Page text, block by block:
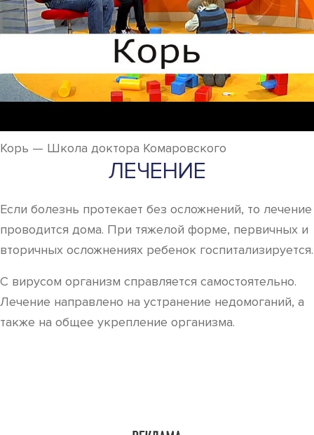
Корь — Школа доктора Комаровского
ЛЕЧЕНИЕ
Если болезнь протекает без осложнений, то лечение
проводится дома. При тяжелой форме, первичных и
вторичных осложнениях ребенок госпитализируется.
С вирусом организм справляется самостоятельно.
Лечение направлено на устранение недомоганий, а
также на общее укрепление организма.